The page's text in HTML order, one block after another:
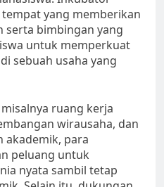
yang memberikan
serta bimbingan yang
untuk memperkuat
sebuah usaha yang
ruang kerja
wirausaha, dan
para
peluang untuk
nyata sambil tetap